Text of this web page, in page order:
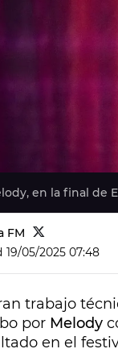
en la final de
FM
19/05/2025 07:48
trabajo
por Melody
en el